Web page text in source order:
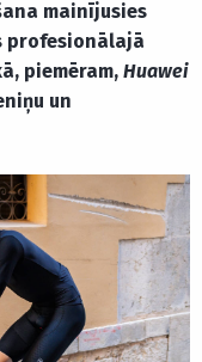
mainījusies
profesionālajā
piemēram, Huawei
un